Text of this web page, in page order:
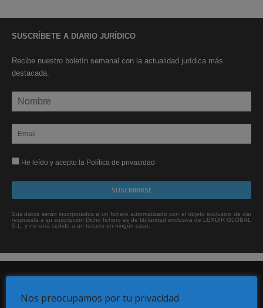
SUSCRÍBETE A DIARIO JURÍDICO
Recibe nuestro boletín semanal con la actualidad jurídica más
destacada.
He leído y acepto la Política de privacidad
Sus datos serán incorporados a un fichero automatizado con el objeto exclusivo de dar
respuesta a su suscripción Dicho fichero es de titularidad exclusiva de LEXDIR GLOBAL
S.L. y no será cedido a un tercero en ningún caso.
Nos preocupamos por tu privacidad